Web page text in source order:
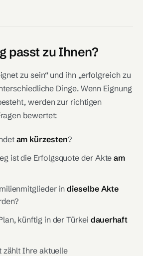
passt zu Ihnen?
zu sein“ und ihn „erfolgreich zu
Dinge. Wenn Eignung
werden zur richtigen
bewertet:
am kürzesten?
ist die Erfolgsquote der Akteam
indieselbe Akte
künftig in der Türkei dauerhaft
zählt Ihre aktuelle